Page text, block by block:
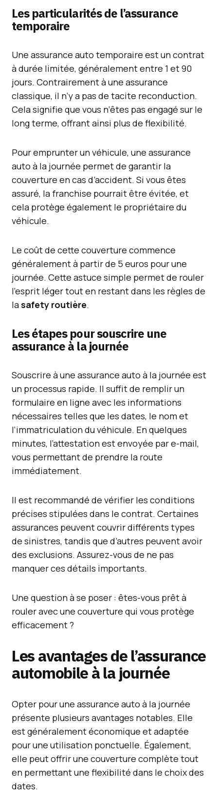
Les particularités de l’assurance
temporaire
Une assurance auto temporaire est un contrat
à durée limitée, généralement entre 1 et 90
jours. Contrairement à une assurance
classique, il n’y a pas de tacite reconduction.
Cela signifie que vous n’êtes pas engagé sur le
long terme, offrant ainsi plus de flexibilité.
Pour emprunter un véhicule, une assurance
auto à la journée permet de garantir la
couverture en cas d’accident. Si vous êtes
assuré, la franchise pourrait être évitée, et
cela protège également le propriétaire du
véhicule.
Le coût de cette couverture commence
généralement à partir de 5 euros pour une
journée. Cette astuce simple permet de rouler
l’esprit léger tout en restant dans les règles de
la safety routière.
Les étapes pour souscrire une
assurance à la journée
Souscrire à une assurance auto à la journée est
un processus rapide. Il suffit de remplir un
formulaire en ligne avec les informations
nécessaires telles que les dates, le nom et
l’immatriculation du véhicule. En quelques
minutes, l’attestation est envoyée par e-mail,
vous permettant de prendre la route
immédiatement.
Il est recommandé de vérifier les conditions
précises stipulées dans le contrat. Certaines
assurances peuvent couvrir différents types
de sinistres, tandis que d’autres peuvent avoir
des exclusions. Assurez-vous de ne pas
manquer ces détails importants.
Une question à se poser : êtes-vous prêt à
rouler avec une couverture qui vous protège
efficacement ?
Les avantages de l’assurance
automobile à la journée
Opter pour une assurance auto à la journée
présente plusieurs avantages notables. Elle
est généralement économique et adaptée
pour une utilisation ponctuelle. Également,
elle peut offrir une couverture complète tout
en permettant une flexibilité dans le choix des
dates.